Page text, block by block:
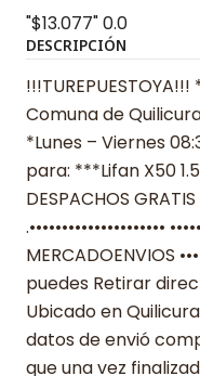
"$13.077"0.0
DESCRIPCIÓN
Comuna de
*Lunes – Viernes
para: ***Lifan X50 1.5
DESPACHOS
.•••••••••••••••••••••
MERCADOENVIOS
puedes Retirar
Ubicado en
datos de envió
que una vez